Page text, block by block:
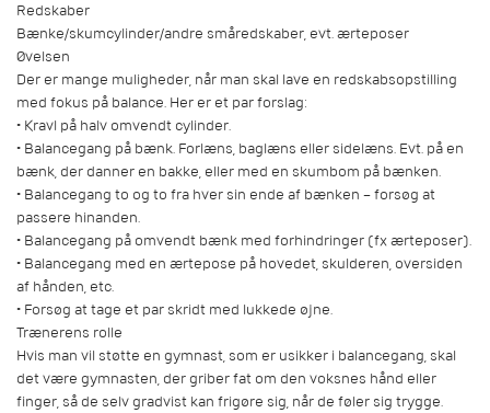
Redskaber
Bænke/skumcylinder/andre småredskaber, evt. ærteposer
Øvelsen
Der er mange muligheder, når man skal lave en redskabsopstilling
med fokus på balance. Her er et par forslag:
• Kravl på halv omvendt cylinder.
• Balancegang på bænk. Forlæns, baglæns eller sidelæns. Evt. på en
bænk, der danner en bakke, eller med en skumbom på bænken.
• Balancegang to og to fra hver sin ende af bænken – forsøg at
passere hinanden.
• Balancegang på omvendt bænk med forhindringer (fx ærteposer).
• Balancegang med en ærtepose på hovedet, skulderen, oversiden
af hånden, etc.
• Forsøg at tage et par skridt med lukkede øjne.
Trænerens rolle
Hvis man vil støtte en gymnast, som er usikker i balancegang, skal
det være gymnasten, der griber fat om den voksnes hånd eller
finger, så de selv gradvist kan frigøre sig, når de føler sig trygge.